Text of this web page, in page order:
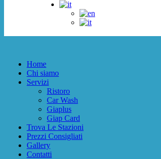
Home
Chi siamo
Servizi
Ristoro
Car Wash
Giaplus
Giap Card
Trova Le Stazioni
Prezzi Consigliati
Gallery
Contatti